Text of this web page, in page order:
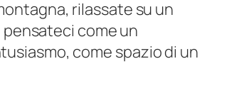
rilassate su un
come un
come spazio di un